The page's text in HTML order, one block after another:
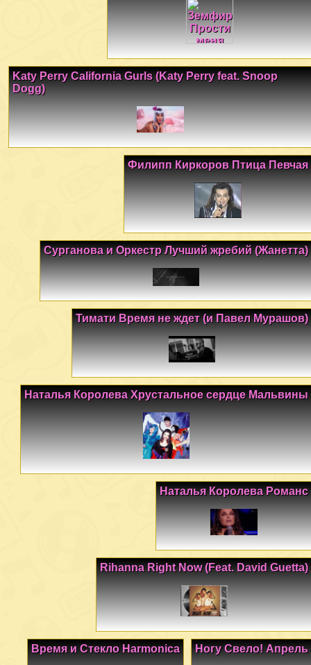
Katy Perry California Gurls (Katy Perry feat. Snoop
Dogg)
Филипп Киркоров Птица Певчая
Сурганова и Оркестр Лучший жребий (Жанетта)
Тимати Время не ждет (и Павел Мурашов)
Наталья Королева Хрустальное сердце Мальвины
Наталья Королева Романс
Rihanna Right Now (Feat. David Guetta)
Ногу Свело! Апрель
Время и Стекло Harmonica